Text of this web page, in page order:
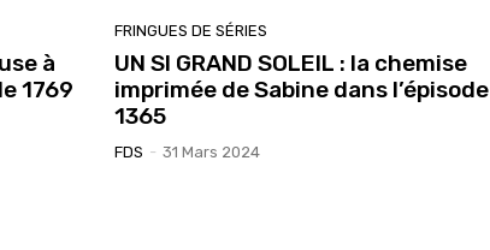
à
1769
FRINGUES DE SÉRIES
UN SI GRAND SOLEIL : la chemise
imprimée de Sabine dans l’épisode
1365
FDS - 31 Mars 2024